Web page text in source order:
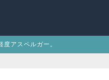
アスペルガー。